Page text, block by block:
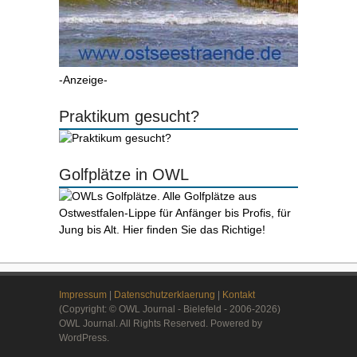
-Anzeige-
Praktikum gesucht?
Golfplätze in OWL
Impressum Datenschutzerklaerung
Kontakt
(Copyright: © OWL Journal - Bielefeld - 2006-2026)
OWL Journal. All Rights Reserved. Powered by
WordPress.